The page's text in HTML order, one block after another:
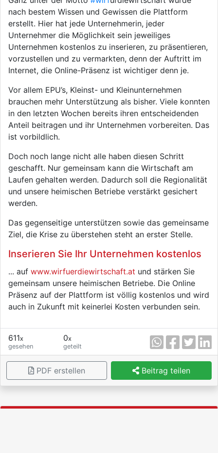
nach bestem Wissen und Gewissen die Plattform
erstellt. Hier hat jede Unternehmerin, jeder
Unternehmer die Möglichkeit sein jeweiliges
Unternehmen kostenlos zu inserieren, zu präsentieren,
vorzustellen und zu vermarkten, denn der Auftritt im
Internet, die Online-Präsenz ist wichtiger denn je.
Vor allem EPU’s, Kleinst- und Kleinunternehmen
brauchen mehr Unterstützung als bisher. Viele konnten
in den letzten Wochen bereits ihren entscheidenden
Anteil beitragen und ihr Unternehmen vorbereiten. Das
ist vorbildlich.
Doch noch lange nicht alle haben diesen Schritt
geschafft. Nur gemeinsam kann die Wirtschaft am
Laufen gehalten werden. Dadurch soll die Regionalität
und unsere heimischen Betriebe verstärkt gesichert
werden.
Das gegenseitige unterstützen sowie das gemeinsame
Ziel, die Krise zu überstehen steht an erster Stelle.
Inserieren Sie Ihr Unternehmen kostenlos
... auf www.wirfuerdiewirtschaft.at und stärken Sie
gemeinsam unsere heimischen Betriebe. Die Online
Präsenz auf der Plattform ist völlig kostenlos und wird
auch in Zukunft mit keinerlei Kosten verbunden sein.
611x
gesehen
0x
geteilt
PDF erstellen Beitrag teilen